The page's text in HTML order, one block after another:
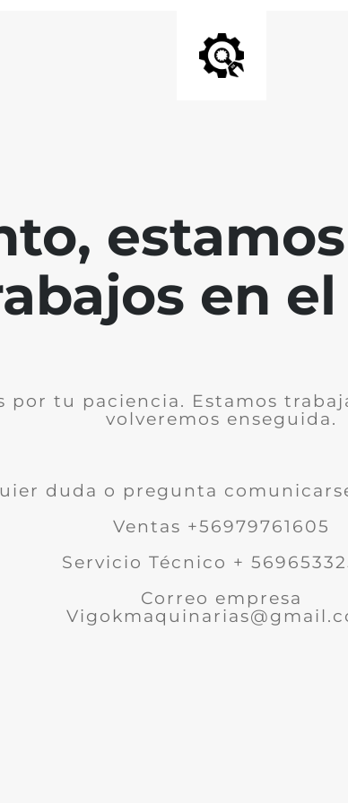
en
por tu paciencia. Estamos
volveremos enseguida.
duda o pregunta
Ventas +56979761605
Servicio Técnico +
Correo empresa